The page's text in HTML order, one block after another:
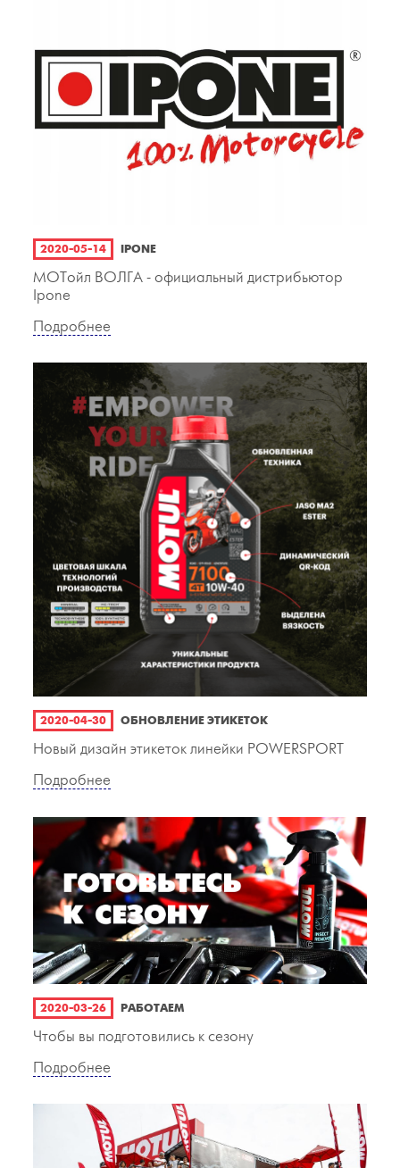
2020-05-14 IPONE
МОТойл ВОЛГА - официальный дистрибьютор
Ipone
Подробнее
2020-04-30 ОБНОВЛЕНИЕ ЭТИКЕТОК
Новый дизайн этикеток линейки POWERSPORT
Подробнее
2020-03-26 РАБОТАЕМ
Чтобы вы подготовились к сезону
Подробнее